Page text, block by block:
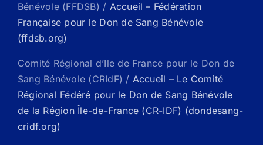
Bénévole (FFDSB) / Accueil – Fédération
Française pour le Don de Sang Bénévole
(ffdsb.org)
Comité Régional d’Ile de France pour le Don de
Sang Bénévole (CRIdF) / Accueil – Le Comité
Régional Fédéré pour le Don de Sang Bénévole
de la Région Île-de-France (CR-IDF) (dondesang-
cridf.org)